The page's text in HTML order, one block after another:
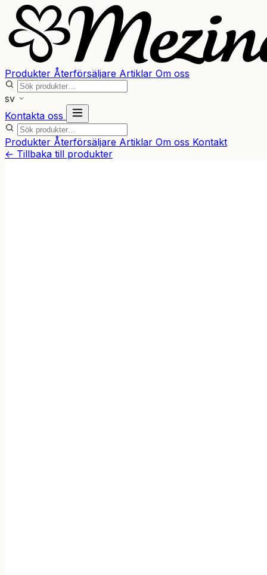
Produkter Återförsäljare Artiklar Om oss
sv
Kontakta oss
Produkter Återförsäljare Artiklar Om oss Kontakt
← Tillbaka till produkter